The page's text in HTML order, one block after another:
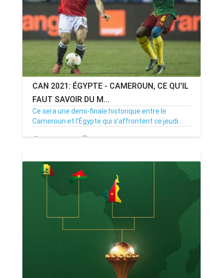
CAN 2021: ÉGYPTE - CAMEROUN, CE QU'IL
FAUT SAVOIR DU M...
Ce sera une demi-finale historique entre le
Cameroun et l’Égypte qui s’affrontent ce jeudi...
03/02/22 Par MenouActu 628